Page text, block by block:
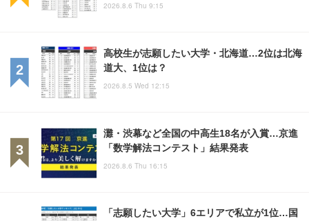
2026.8.6 Thu 9:15
高校生が志願したい大学・北海道…2位は北海
道大、1位は？
2026.8.5 Wed 12:15
灘・渋幕など全国の中高生18名が入賞…京進
「数学解法コンテスト」結果発表
2026.8.6 Thu 16:15
「志願したい大学」6エリアで私立が1位…国